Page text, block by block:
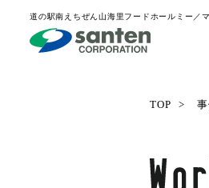
道の駅南えちぜん山海里フードホールミー／
TOP